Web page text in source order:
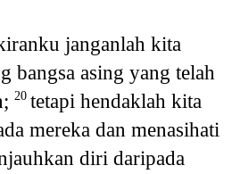
janganlah kita
bangsa asing yang telah
20 tetapi hendaklah kita
mereka dan menasihati
diri daripada